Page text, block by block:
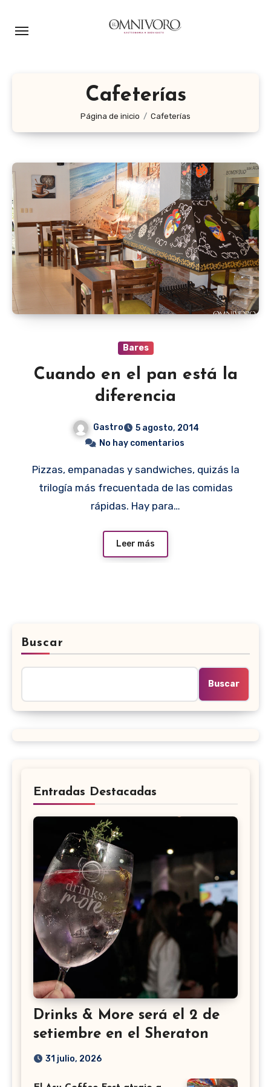
Cafeterías
Página de inicio Cafeterías
Bares
Cuando en el pan está la
diferencia
Gastro
5 agosto, 2014
No hay comentarios
Pizzas, empanadas y sandwiches, quizás la
trilogía más frecuentada de las comidas
rápidas. Hay para…
Leer más
Buscar
Buscar
Entradas Destacadas
Drinks & More será el 2 de
setiembre en el Sheraton
31 julio, 2026